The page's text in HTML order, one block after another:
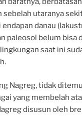
sebelah utaranya
endapan danau
paleosol belum bisa
saat ini
Nagreg, tidak
yang membelah
disusun oleh